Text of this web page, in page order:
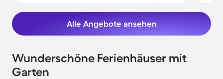
Alle Angebote ansehen
Wunderschöne Ferienhäuser mit
Garten